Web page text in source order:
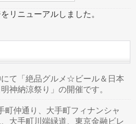
リニューアルしました。
て「絶品グルメ☆ビール＆日本
神納涼祭り」の開催です。
町仲通り、大手町フィナンシャ
大手町川端緑道、東京金融ビレ